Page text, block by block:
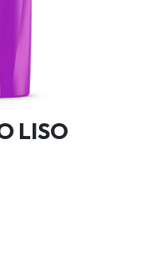
LISO